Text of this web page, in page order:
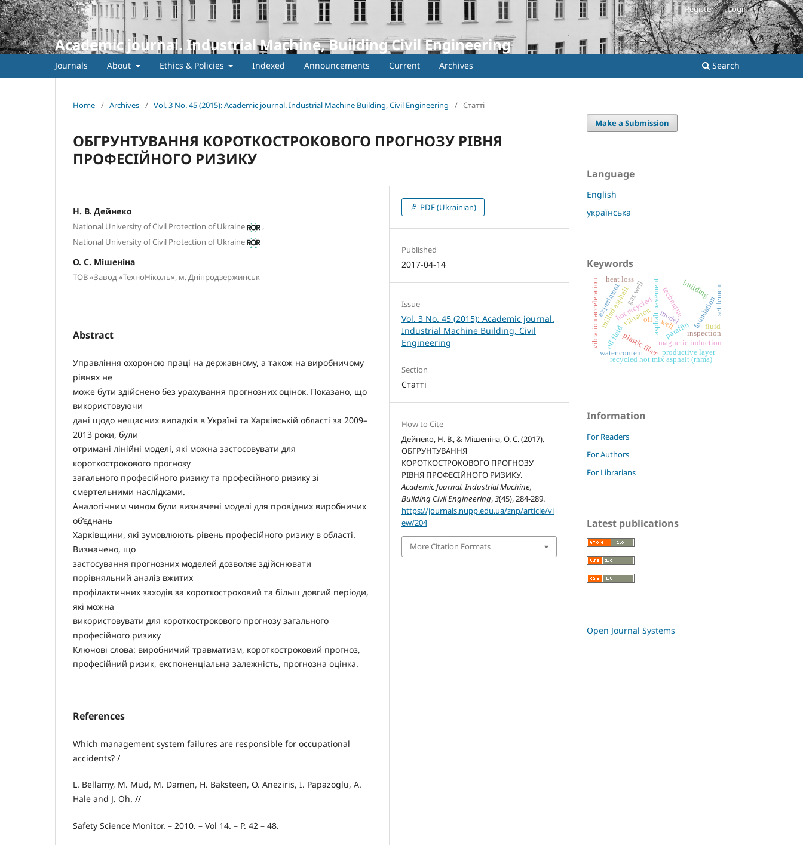
Academic journal. Industrial Machine, Building Civil Engineering
Journals About Ethics & Policies Indexed Announcements Current Archives Search
Register Login
Home / Archives / Vol. 3 No. 45 (2015): Academic journal. Industrial Machine Building, Civil Engineering / Статті
ОБГРУНТУВАННЯ КОРОТКОСТРОКОВОГО ПРОГНОЗУ РІВНЯ
ПРОФЕСІЙНОГО РИЗИКУ
Н. В. Дейнеко
National University of Civil Protection of Ukraine
,
National University of Civil Protection of Ukraine
О. С. Мішеніна
ТОВ «Завод «ТехноНіколь», м. Дніпродзержинськ
Abstract
Управління охороною праці на державному, а також на виробничому
рівнях не
може бути здійснено без урахування прогнозних оцінок. Показано, що
використовуючи
дані щодо нещасних випадків в Україні та Харківській області за 2009–
2013 роки, були
отримані лінійні моделі, які можна застосовувати для
короткострокового прогнозу
загального професійного ризику та професійного ризику зі
смертельними наслідками.
Аналогічним чином були визначені моделі для провідних виробничих
об’єднань
Харківщини, які зумовлюють рівень професійного ризику в області.
Визначено, що
застосування прогнозних моделей дозволяє здійснювати
порівняльний аналіз вжитих
профілактичних заходів за короткостроковий та більш довгий періоди,
які можна
використовувати для короткострокового прогнозу загального
професійного ризику
Ключові слова: виробничий травматизм, короткостроковий прогноз,
професійний ризик, експоненціальна залежність, прогнозна оцінка.
References
Which management system failures are responsible for occupational
accidents? /
L. Bellamy, M. Mud, M. Damen, H. Baksteen, O. Aneziris, I. Papazoglu, A.
Hale and J. Oh. //
Safety Science Monitor. – 2010. – Vol 14. – Р. 42 – 48.
PDF (Ukrainian)
Published
2017-04-14
Issue
Vol. 3 No. 45 (2015): Academic journal.
Industrial Machine Building, Civil
Engineering
Section
Статті
How to Cite
Дейнеко, Н. В., & Мішеніна, О. С. (2017).
ОБГРУНТУВАННЯ
КОРОТКОСТРОКОВОГО ПРОГНОЗУ
РІВНЯ ПРОФЕСІЙНОГО РИЗИКУ.
Academic Journal. Industrial Machine,
Building Civil Engineering,3(45), 284-289.
https://journals.nupp.edu.ua/znp/article/vi
ew/204
More Citation Formats
Make a Submission
Language
English
українська
Keywords
asphalt pavement
hot recycled
milled asphalt
plastic fiber
recycled hot mix asphalt (rhma)
technique
experiment model foundation
paraffin
oil
magnetic induction
well
oil field inspection
vibration
building
vibration acceleration fluid
gas well
productive layer
water content
heat loss
settlement
Information
For Readers
For Authors
For Librarians
Latest publications
Open Journal Systems